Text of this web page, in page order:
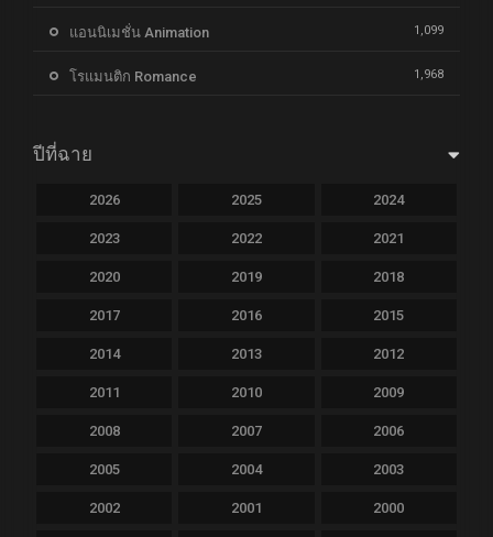
แอนนิเมชั่น Animation 1,099
โรแมนติก Romance 1,968
ปีที่ฉาย
2026 2025 2024
2023 2022 2021
2020 2019 2018
2017 2016 2015
2014 2013 2012
2011 2010 2009
2008 2007 2006
2005 2004 2003
2002 2001 2000